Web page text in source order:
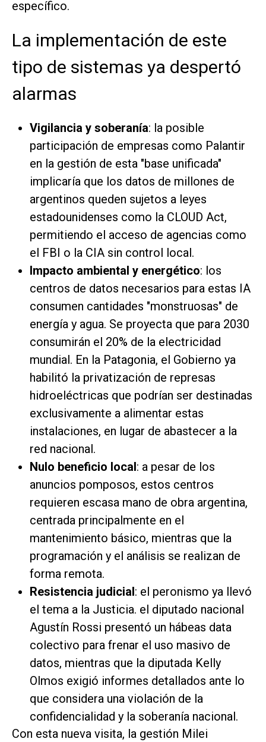
específico.
La implementación de este
tipo de sistemas ya despertó
alarmas
Vigilancia y soberanía: la posible
participación de empresas como Palantir
en la gestión de esta "base unificada"
implicaría que los datos de millones de
argentinos queden sujetos a leyes
estadounidenses como la CLOUD Act,
permitiendo el acceso de agencias como
el FBI o la CIA sin control local.
Impacto ambiental y energético: los
centros de datos necesarios para estas IA
consumen cantidades "monstruosas" de
energía y agua. Se proyecta que para 2030
consumirán el 20% de la electricidad
mundial. En la Patagonia, el Gobierno ya
habilitó la privatización de represas
hidroeléctricas que podrían ser destinadas
exclusivamente a alimentar estas
instalaciones, en lugar de abastecer a la
red nacional.
Nulo beneficio local: a pesar de los
anuncios pomposos, estos centros
requieren escasa mano de obra argentina,
centrada principalmente en el
mantenimiento básico, mientras que la
programación y el análisis se realizan de
forma remota.
Resistencia judicial: el peronismo ya llevó
el tema a la Justicia. el diputado nacional
Agustín Rossi presentó un hábeas data
colectivo para frenar el uso masivo de
datos, mientras que la diputada Kelly
Olmos exigió informes detallados ante lo
que considera una violación de la
confidencialidad y la soberanía nacional.
Con esta nueva visita, la gestión Milei